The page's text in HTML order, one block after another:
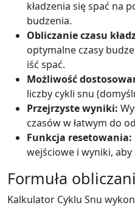
kładzenia się spać na
budzenia.
Obliczanie czasu
optymalne czasy
iść spać.
Możliwość
liczby cykli snu
Przejrzyste wyniki:
czasów w łatwym do
Funkcja resetowania:
wejściowe i wyniki,
Formuła
Kalkulator Cyklu Snu